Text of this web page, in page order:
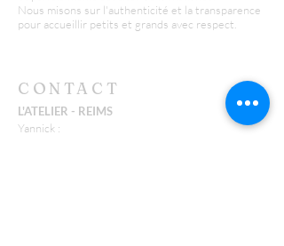
Nous misons sur l'authenticité et la transparence
pour accueillir petits et grands avec respect.
CONTACT
L'ATELIER - REIMS
Yannick :